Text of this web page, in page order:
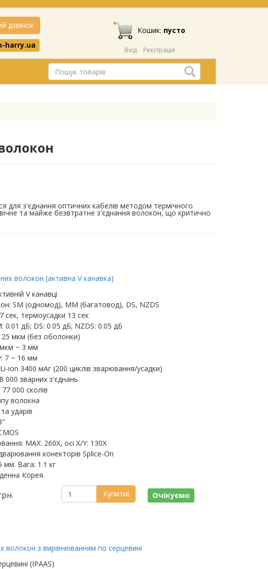
дзвінок
harry.ua
Кошик: пусто
Вхід Реєстрація
з'єднання оптичних кабелів методом термічного
та майже безвтратне з'єднання волокон, що критично
волокон (активна V канавка)
V канавці
SM (одномод), MM (багатовод), DS, NZDS
сек, термоусадки 13 сек
0.01 дБ; DS: 0.05 дБ; NZDS: 0.05 дБ
мкм (без оболонки)
~ 3 мм
7 ~ 16 мм
ion 3400 мАг (200 циклів зварювання/усадки)
000 зварних з'єднань
000 сколів
волокна
ударів
MAX: 260X, осі X/Y: 130X
конекторів Splice-On
мм. Вага: 1.1 кг
Корея.
Купити! Очікуємо
волокон з вирівнюванням по серцевині
(IPAAS)